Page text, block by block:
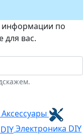
информации по
для вас.
Электроника DIY